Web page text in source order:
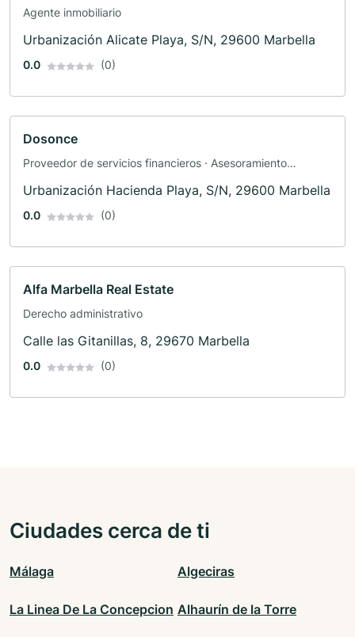
Agente inmobiliario
Urbanización Alicate Playa, S/N, 29600 Marbella
0.0 (0)
Dosonce
Proveedor de servicios financieros · Asesoramiento
Urbanización Hacienda Playa, S/N, 29600 Marbella
0.0 (0)
Alfa Marbella Real Estate
Derecho administrativo
Calle las Gitanillas, 8, 29670 Marbella
0.0 (0)
Ciudades cerca de ti
Málaga Algeciras
La Linea De La Concepcion Alhaurín de la Torre